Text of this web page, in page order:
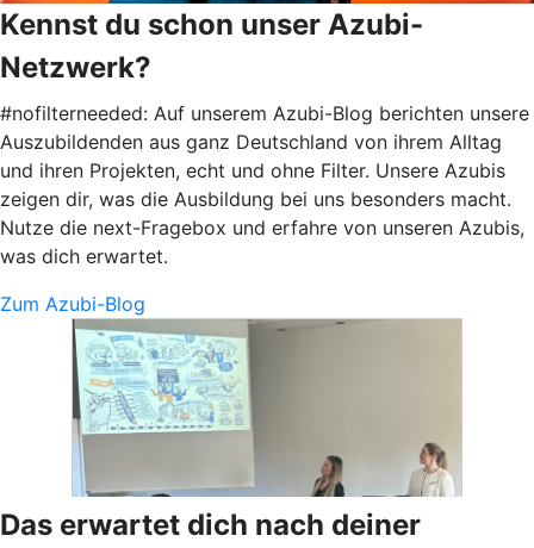
Kennst du schon unser Azubi-
Netzwerk?
#nofilterneeded: Auf unserem Azubi-Blog berichten unsere
Auszubildenden aus ganz Deutschland von ihrem Alltag
und ihren Projekten, echt und ohne Filter. Unsere Azubis
zeigen dir, was die Ausbildung bei uns besonders macht.
Nutze die next-Fragebox und erfahre von unseren Azubis,
was dich erwartet.
Zum Azubi-Blog
Das erwartet dich nach deiner